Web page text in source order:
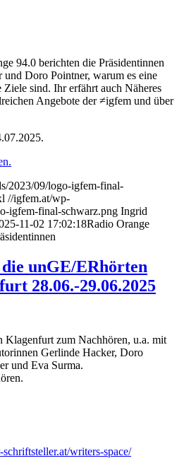
94.0 berichten die Präsidentinnen
Doro Pointner, warum es eine
sind. Ihr erfährt auch Näheres
Angebote der ≠igfem und über
2023/09/logo-igfem-final-
//igfem.at/wp-
igfem-final-schwarz.png Ingrid
11-02 17:02:18Radio Orange
unGE/ERhörten
28.06.-29.06.2025
Klagenfurt zum Nachhören, u.a. mit
Gerlinde Hacker, Doro
und Eva Surma.
writers-space/